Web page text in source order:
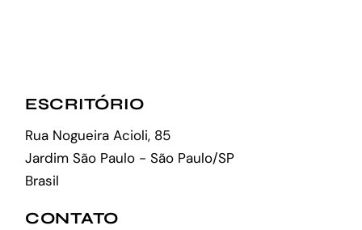
ESCRITÓRIO
Rua Nogueira Acioli, 85
Jardim São Paulo - São Paulo/SP
Brasil
CONTATO